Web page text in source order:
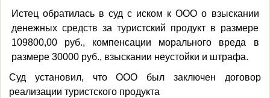
Истец обратилась в суд с иском к ООО о взыскании
денежных средств за туристский продукт в размере
109800,00 руб., компенсации морального вреда в
размере 30000 руб., взыскании неустойки и штрафа.
Суд установил, что ООО был заключен договор
реализации туристского продукта